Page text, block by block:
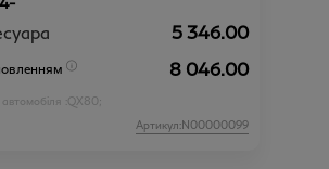
5 346.00
8 046.00
: QX80;
Артикул:N00000099